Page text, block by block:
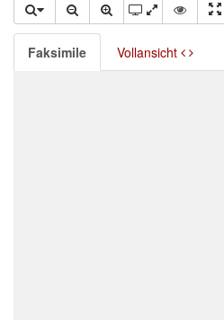
Faksimile Vollansicht